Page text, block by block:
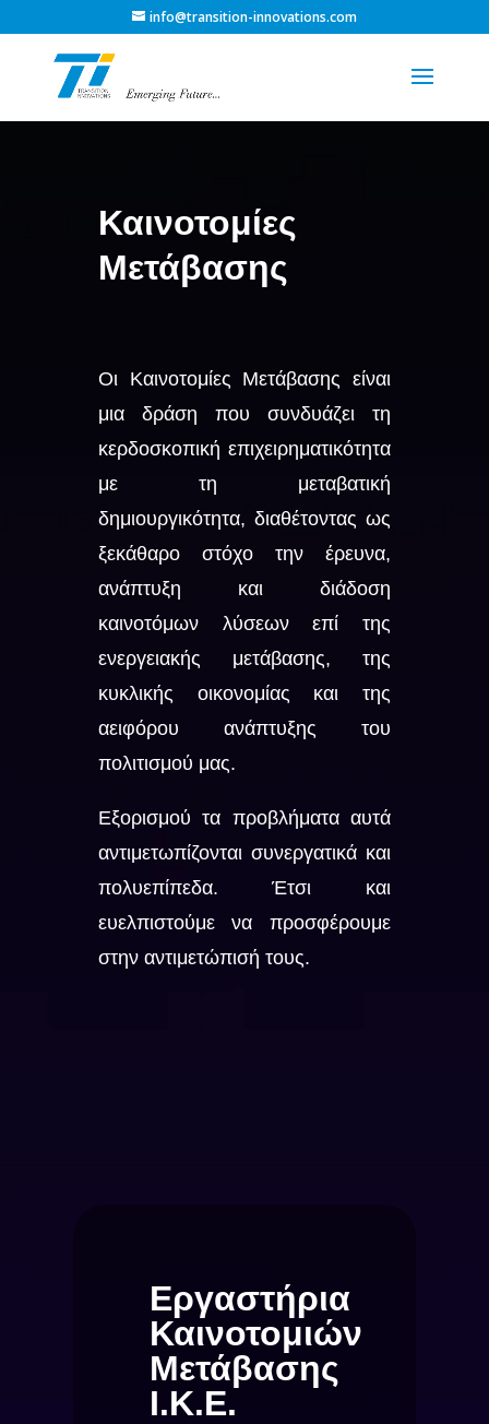
info@transition-innovations.com
Καινοτομίες
Μετάβασης
Οι Καινοτομίες Μετάβασης είναι
μια δράση που συνδυάζει τη
κερδοσκοπική επιχειρηματικότητα
με τη μεταβατική
δημιουργικότητα, διαθέτοντας ως
ξεκάθαρο στόχο την έρευνα,
ανάπτυξη και διάδοση
καινοτόμων λύσεων επί της
ενεργειακής μετάβασης, της
κυκλικής οικονομίας και της
αειφόρου ανάπτυξης του
πολιτισμού μας.
Εξορισμού τα προβλήματα αυτά
αντιμετωπίζονται συνεργατικά και
πολυεπίπεδα. Έτσι και
ευελπιστούμε να προσφέρουμε
στην αντιμετώπισή τους.
Εργαστήρια
Καινοτομιών
Μετάβασης
Ι.Κ.Ε.